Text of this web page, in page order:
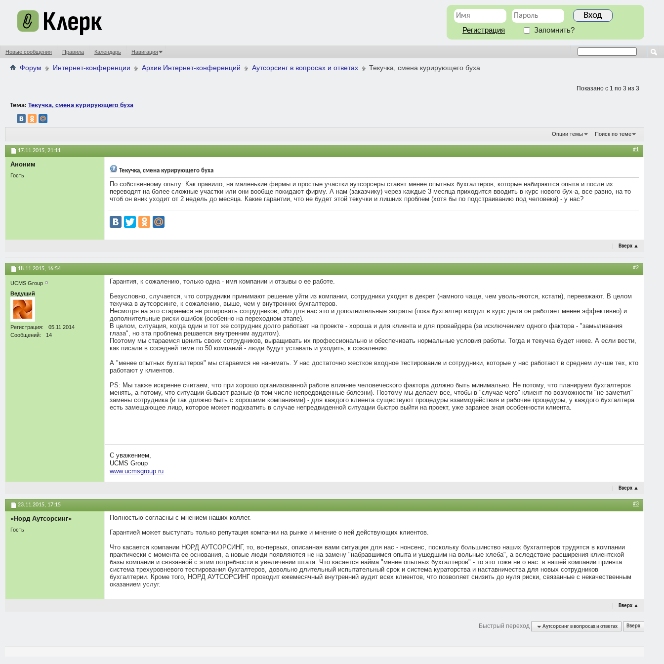
Регистрация Запомнить?
Новые сообщения Правила Календарь Навигация
Форум Интернет-конференции Архив Интернет-конференций Аутсорсинг в вопросах и ответах Текучка, смена курирующего буха
Показано с 1 по 3 из 3
Тема: Текучка, смена курирующего буха
Опции темы Поиск по теме
17.11.2015, 21:11 #1
Аноним
Гость
Текучка, смена курирующего буха
По собственному опыту: Как правило, на маленькие фирмы и простые участки аутсорсеры ставят менее опытных бухгалтеров, которые набираются опыта и после их
переводят на более сложные участки или они вообще покидают фирму. А нам (заказчику) через каждые 3 месяца приходится вводить в курс нового бух-а, все равно, на то
чтоб он вник уходит от 2 недель до месяца. Какие гарантии, что не будет этой текучки и лишних проблем (хотя бы по подстраиванию под человека) - у нас?
Вверх ▲
18.11.2015, 16:54 #2
UCMS Group
Ведущий
Регистрация
05.11.2014
Сообщений
14
Гарантия, к сожалению, только одна - имя компании и отзывы о ее работе.
Безусловно, случается, что сотрудники принимают решение уйти из компании, сотрудники уходят в декрет (намного чаще, чем увольняются, кстати), переезжают. В целом
текучка в аутсорсинге, к сожалению, выше, чем у внутренних бухгалтеров.
Несмотря на это стараемся не ротировать сотрудников, ибо для нас это и дополнительные затраты (пока бухгалтер входит в курс дела он работает менее эффективно) и
дополнительные риски ошибок (особенно на переходном этапе).
В целом, ситуация, когда один и тот же сотрудник долго работает на проекте - хороша и для клиента и для провайдера (за исключением одного фактора - "замыливания
глаза", но эта проблема решается внутренним аудитом).
Поэтому мы стараемся ценить своих сотрудников, выращивать их профессионально и обеспечивать нормальные условия работы. Тогда и текучка будет ниже. А если вести,
как писали в соседней теме по 50 компаний - люди будут уставать и уходить, к сожалению.
А "менее опытных бухгалтеров" мы стараемся не нанимать. У нас достаточно жесткое входное тестирование и сотрудники, которые у нас работают в среднем лучше тех, кто
работают у клиентов.
PS: Мы также искренне считаем, что при хорошо организованной работе влияние человеческого фактора должно быть минимально. Не потому, что планируем бухгалтеров
менять, а потому, что ситуации бывают разные (в том числе непредвиденные болезни). Поэтому мы делаем все, чтобы в "случае чего" клиент по возможности "не заметил"
замены сотрудника (и так должно быть с хорошими компаниями) - для каждого клиента существуют процедуры взаимодействия и рабочие процедуры, у каждого бухгалтера
есть замещающее лицо, которое может подхватить в случае непредвиденной ситуации быстро выйти на проект, уже заранее зная особенности клиента.
С уважением,
UCMS Group
www.ucmsgroup.ru
Вверх ▲
23.11.2015, 17:15 #3
«Норд Аутсорсинг»
Гость
Полностью согласны с мнением наших коллег.
Гарантией может выступать только репутация компании на рынке и мнение о ней действующих клиентов.
Что касается компании НОРД АУТСОРСИНГ, то, во-первых, описанная вами ситуация для нас - нонсенс, поскольку большинство наших бухгалтеров трудятся в компании
практически с момента ее основания, а новые люди появляются не на замену "набравшимся опыта и ушедшим на вольные хлеба", а вследствие расширения клиентской
базы компании и связанной с этим потребности в увеличении штата. Что касается найма "менее опытных бухгалтеров" - то это тоже не о нас: в нашей компании принята
система трехуровневого тестирования бухгалтеров, довольно длительный испытательный срок и система кураторства и наставничества для новых сотрудников
бухгалтерии. Кроме того, НОРД АУТСОРСИНГ проводит ежемесячный внутренний аудит всех клиентов, что позволяет снизить до нуля риски, связанные с некачественным
оказанием услуг.
Вверх ▲
Быстрый переход Аутсорсинг в вопросах и ответах Вверх